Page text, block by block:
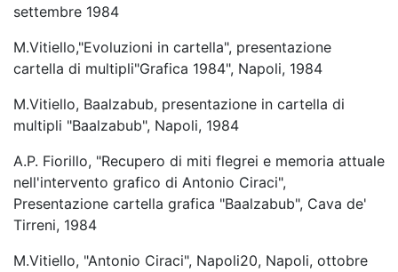
settembre 1984
M.Vitiello,"Evoluzioni in cartella", presentazione
cartella di multipli"Grafica 1984", Napoli, 1984
M.Vitiello, Baalzabub, presentazione in cartella di
multipli "Baalzabub", Napoli, 1984
A.P. Fiorillo, "Recupero di miti flegrei e memoria attuale
nell'intervento grafico di Antonio Ciraci",
Presentazione cartella grafica "Baalzabub", Cava de'
Tirreni, 1984
M.Vitiello, "Antonio Ciraci", Napoli20, Napoli, ottobre